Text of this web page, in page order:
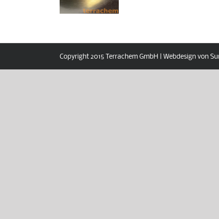
Copyright 2015 Terrachem GmbH | Webdesign von